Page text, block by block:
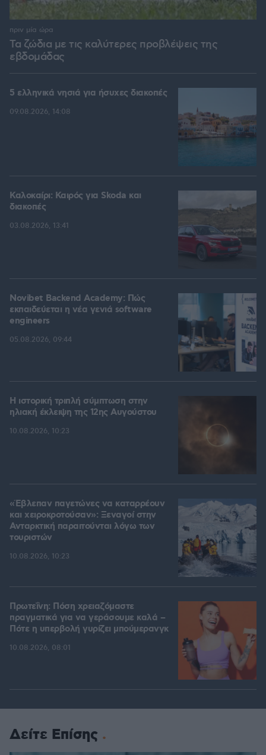
Τα ζώδια με τις καλύτερες προβλέψεις της
εβδομάδας
πριν μία ώρα
5 ελληνικά νησιά για ήσυχες διακοπές
09.08.2026, 14:08
Καλοκαίρι: Καιρός για Skoda και
διακοπές
03.08.2026, 13:41
Novibet Backend Academy: Πώς
εκπαιδεύεται η νέα γενιά software
engineers
05.08.2026, 09:44
Η ιστορική τριπλή σύμπτωση στην
ηλιακή έκλειψη της 12ης Αυγούστου
10.08.2026, 10:23
«Έβλεπαν παγετώνες να καταρρέουν
και χειροκροτούσαν»: Ξεναγοί στην
Ανταρκτική παραιτούνται λόγω των
τουριστών
10.08.2026, 10:23
Πρωτεΐνη: Πόση χρειαζόμαστε
πραγματικά για να γεράσουμε καλά –
Πότε η υπερβολή γυρίζει μπούμερανγκ
10.08.2026, 08:01
Δείτε Επίσης